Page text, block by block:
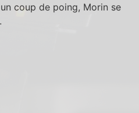
coup de poing, Morin se